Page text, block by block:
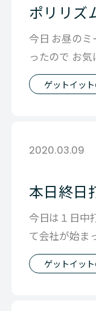
ポリリズ
今日 お昼の
ったので お
弁当食べてた
ゲットイッ
2020.03.09
本日終日
今日は１日中
て会社が始ま
に終わってし
ゲットイッ